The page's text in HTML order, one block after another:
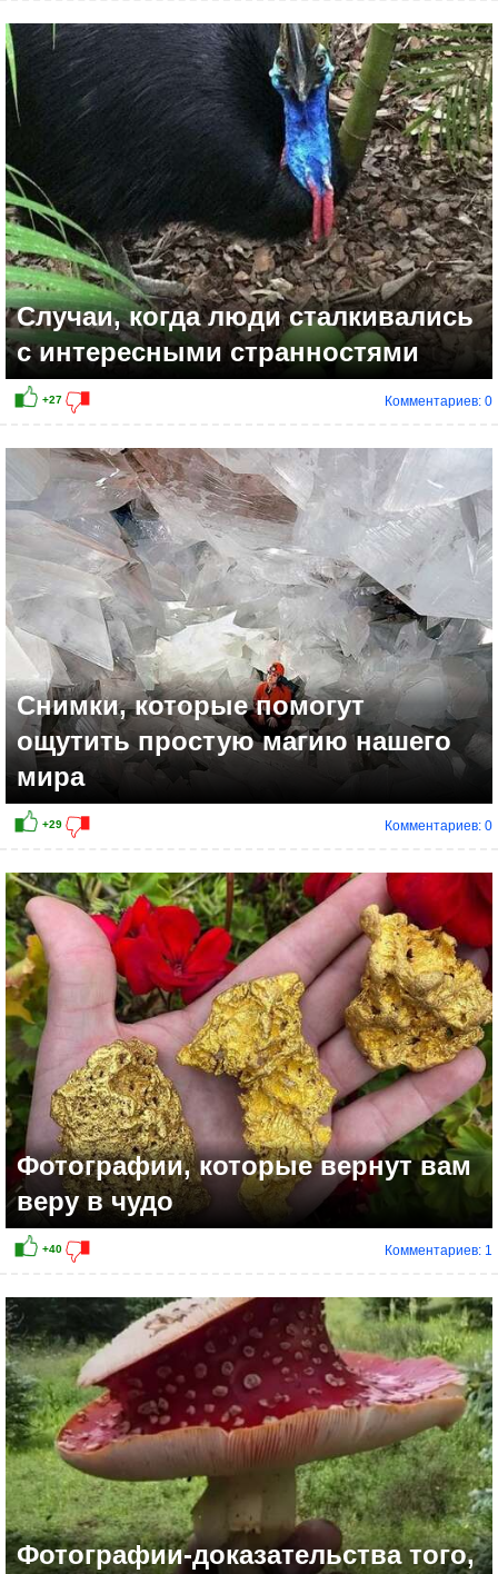
+17
+32
Случаи, когда люди сталкивались
с интересными странностями
Комментариев: 0
Снимки, которые помогут
ощутить простую магию нашего
мира
Комментариев: 0
Фотографии, которые вернут вам
веру в чудо
Комментариев: 1
Фотографии-доказательства того,